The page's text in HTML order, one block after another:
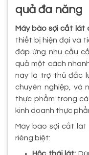
quả đa năng
Máy bào sợi cắt lát
thiết bị hiện đại và
đáp ứng nhu cầu
quả một cách
này là trợ thủ đắc
chuyên nghiệp, và
thực phẩm trong
kinh doanh thực
Máy bào sợi cắt
riêng biệt: